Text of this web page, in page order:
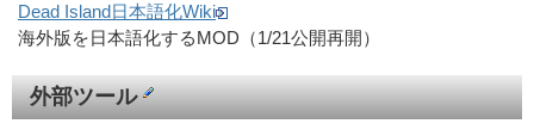
Dead Island日本語化Wiki
海外版を日本語化するMOD（1/21公開再開）
外部ツール